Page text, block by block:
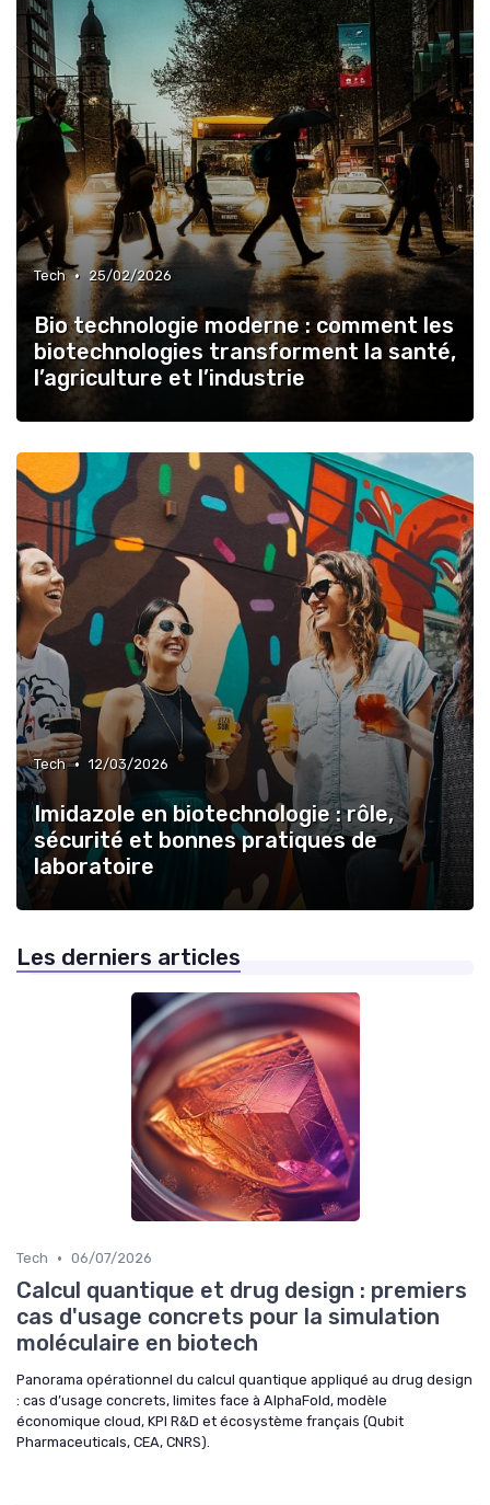
Tech • 25/02/2026
Bio technologie moderne : comment les
biotechnologies transforment la santé,
l’agriculture et l’industrie
Tech • 12/03/2026
Imidazole en biotechnologie : rôle,
sécurité et bonnes pratiques de
laboratoire
Les derniers articles
Tech • 06/07/2026
Calcul quantique et drug design : premiers
cas d'usage concrets pour la simulation
moléculaire en biotech
Panorama opérationnel du calcul quantique appliqué au drug design
: cas d’usage concrets, limites face à AlphaFold, modèle
économique cloud, KPI R&D et écosystème français (Qubit
Pharmaceuticals, CEA, CNRS).